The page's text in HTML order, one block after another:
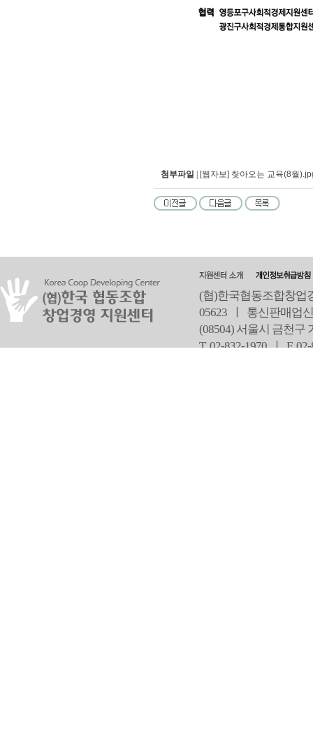
첨부파일 [웹자보] 찾아오는 교육(8월
(협)한국협동조합창업
05623 ㅣ 통신판매업
(08504) 서울시 금천구
T 02-832-1970 ㅣF